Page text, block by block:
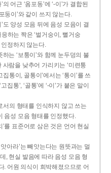
어근 ‘옴포동’에 ‘-이’가 결합된
둥이’와 같이 쓰지 않는다.
도 양성 모음 뒤에 음성 모음이 결
하는 짝은 ‘벌거숭이, 뻘거숭
인정하지 않는다.
는 ‘보퉁이’와 함께 눈두덩의 불
사람을 낮추어 가리키는 ‘미련퉁
집통이, 골통이’에서는 ‘통이’를 쓰
집통’, ‘골통’에 ‘-이’가 붙은 말이
서의 형태를 인식하지 않고 쓰는
음성 모음 형태를 인정했다.
를 표준어로 삼은 것은 언어 현실
아라’는 빼앗는다는 원뜻과는 멀
, 현실 발음에 따라 음성 모음 형
. 어원 의식이 희박해졌으므로 어